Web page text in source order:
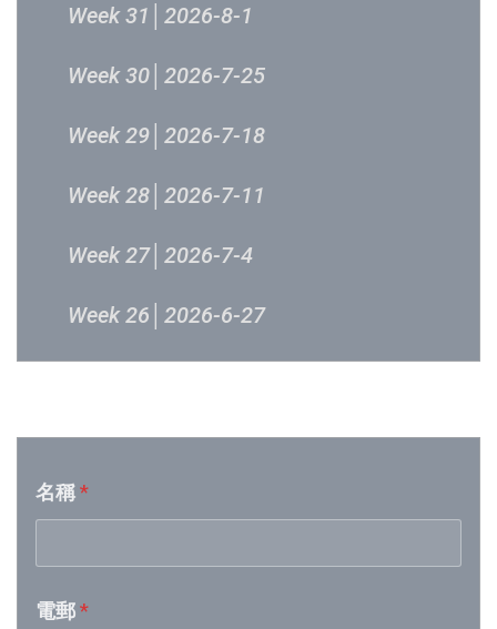
Week 31│2026-8-1
Week 30│2026-7-25
Week 29│2026-7-18
Week 28│2026-7-11
Week 27│2026-7-4
Week 26│2026-6-27
Week 24│2026-6-12
Week 23│2026-6-6
Week 21│2026-5-23
名稱*
電郵*